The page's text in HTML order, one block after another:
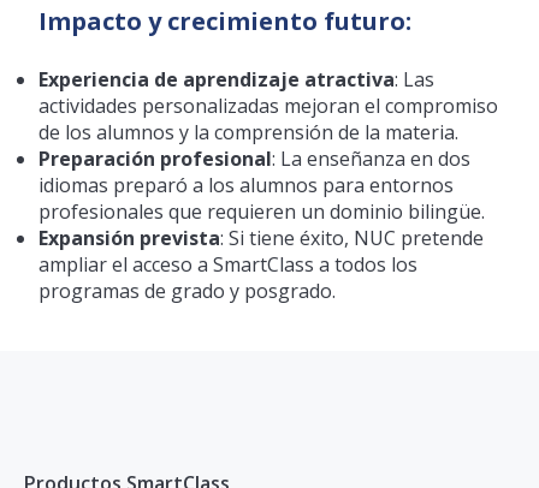
Impacto y crecimiento futuro:
Experiencia de aprendizaje atractiva: Las
actividades personalizadas mejoran el compromiso
de los alumnos y la comprensión de la materia.
Preparación profesional: La enseñanza en dos
idiomas preparó a los alumnos para entornos
profesionales que requieren un dominio bilingüe.
Expansión prevista: Si tiene éxito, NUC pretende
ampliar el acceso a SmartClass a todos los
programas de grado y posgrado.